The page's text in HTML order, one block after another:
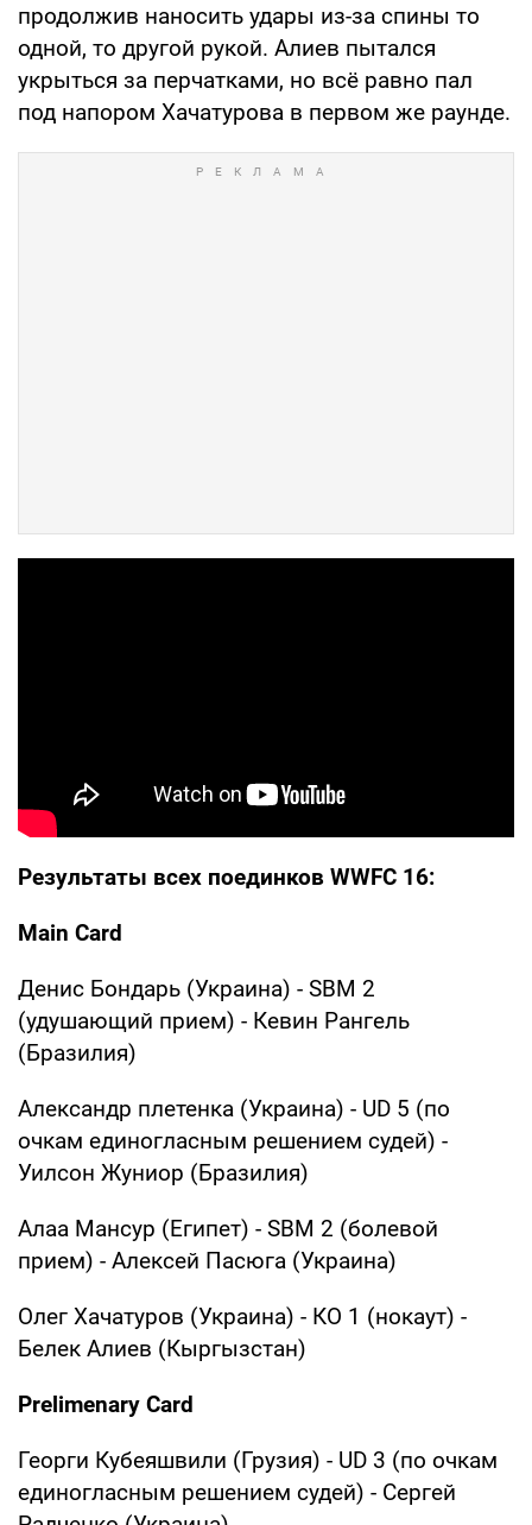
продолжив наносить удары из-за спины то
одной, то другой рукой. Алиев пытался
укрыться за перчатками, но всё равно пал
под напором Хачатурова в первом же раунде.
Результаты всех поединков WWFC 16:
Main Card
Денис Бондарь (Украина) - SBM 2
(удушающий прием) - Кевин Рангель
(Бразилия)
Александр плетенка (Украина) - UD 5 (по
очкам единогласным решением судей) -
Уилсон Жуниор (Бразилия)
Алаа Мансур (Египет) - SBM 2 (болевой
прием) - Алексей Пасюга (Украина)
Олег Хачатуров (Украина) - КО 1 (нокаут) -
Белек Алиев (Кыргызстан)
Prelimenary Card
Георги Кубеяшвили (Грузия) - UD 3 (по очкам
единогласным решением судей) - Сергей